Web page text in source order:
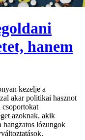
hanem
kezelje a
akar politikai hasznot
csoportokat
azoknak, akik
hangzatos lózungok